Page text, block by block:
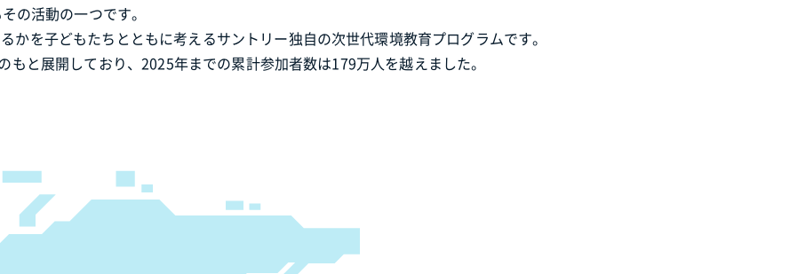
の活動の一つです。
かを子どもたちとともに考えるサントリー独自の次世代環境教育プログラムです。
と展開しており、2025年までの累計参加者数は179万人を越えました。